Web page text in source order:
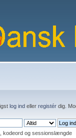
log ind eller registér dig.
kodeord og sessionslængde